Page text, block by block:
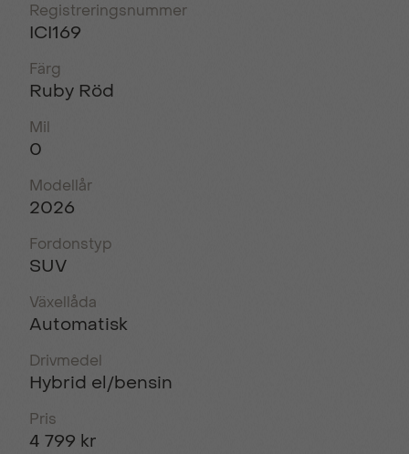
Registreringsnummer
ICI169
Färg
Ruby Röd
Mil
0
Modellår
2026
Fordonstyp
SUV
Växellåda
Automatisk
Drivmedel
Hybrid el/bensin
Pris
4 799 kr